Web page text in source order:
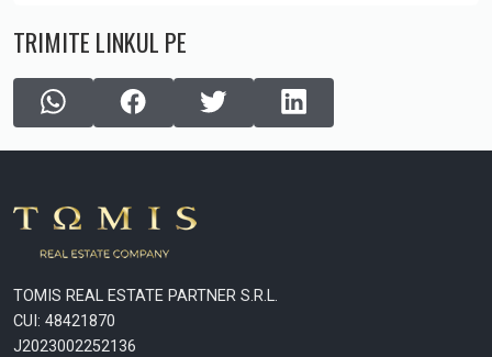
TRIMITE LINKUL PE
TOMIS REAL ESTATE PARTNER S.R.L.
CUI: 48421870
J2023002252136